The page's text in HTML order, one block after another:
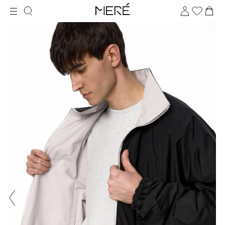
Для клиентов всех банков
Разбейте
на части
без переплат
График платежей
Сегодня
%